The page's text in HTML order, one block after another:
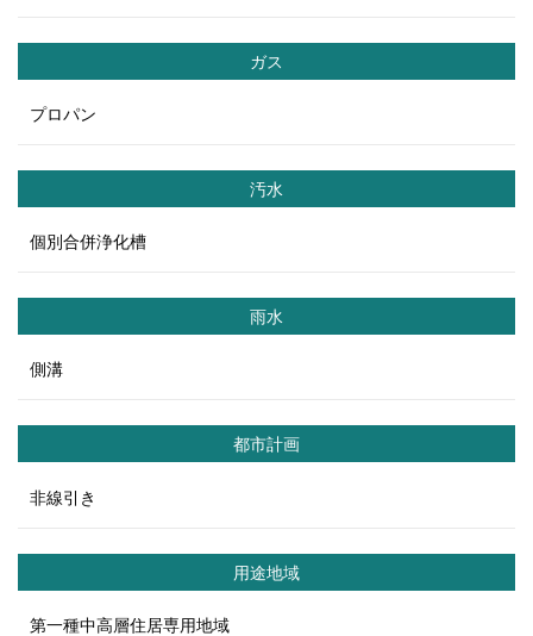
ガス
プロパン
汚水
個別合併浄化槽
雨水
側溝
都市計画
非線引き
用途地域
第一種中高層住居専用地域